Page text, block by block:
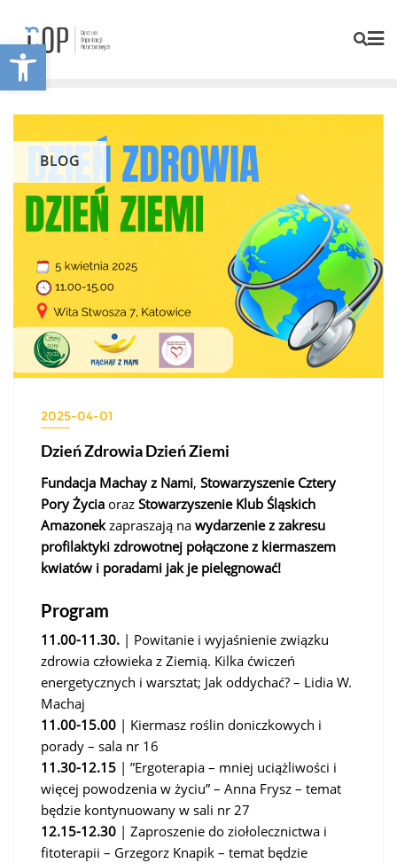
Otwórz pasek narzędzi
BLOG
2025-04-01
Dzień Zdrowia Dzień Ziemi
Fundacja Machay z Nami, Stowarzyszenie Cztery
Pory Życia oraz Stowarzyszenie Klub Śląskich
Amazonekzapraszają na wydarzenie z zakresu
profilaktyki zdrowotnej połączone z kiermaszem
kwiatów i poradami jak je pielęgnować!
Program
11.00-11.30. | Powitanie i wyjaśnienie związku
zdrowia człowieka z Ziemią. Kilka ćwiczeń
energetycznych i warsztat; Jak oddychać? – Lidia W.
Machaj
11.00-15.00 | Kiermasz roślin doniczkowych i
porady – sala nr 16
11.30-12.15 | ”Ergoterapia – mniej uciążliwości i
więcej powodzenia w życiu” – Anna Frysz – temat
będzie kontynuowany w sali nr 27
12.15-12.30 | Zaproszenie do ziołolecznictwa i
fitoterapii – Grzegorz Knapik – temat będzie